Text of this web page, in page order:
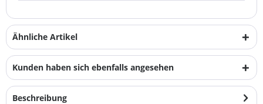
Ähnliche Artikel
Kunden haben sich ebenfalls angesehen
Beschreibung